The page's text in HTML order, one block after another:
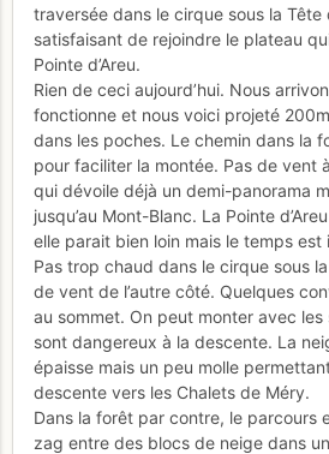
traversée dans le cirque sous la Tête
satisfaisant de rejoindre le plateau
Pointe d’Areu.
Rien de ceci aujourd’hui. Nous
fonctionne et nous voici projeté
dans les poches. Le chemin dans la
pour faciliter la montée. Pas de vent
qui dévoile déjà un demi-panorama
jusqu’au Mont-Blanc. La Pointe
elle parait bien loin mais le temps est
Pas trop chaud dans le cirque sous
de vent de l’autre côté. Quelques
au sommet. On peut monter avec les
sont dangereux à la descente. La
épaisse mais un peu molle
descente vers les Chalets de Méry.
Dans la forêt par contre, le parcours
zag entre des blocs de neige dans